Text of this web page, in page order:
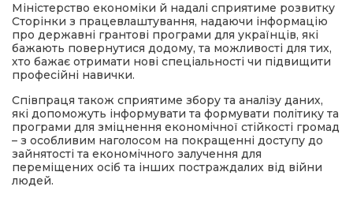
Міністерство економіки й надалі сприятиме розвитку
Сторінки з працевлаштування, надаючи інформацію
про державні грантові програми для українців, які
бажають повернутися додому, та можливості для тих,
хто бажає отримати нові спеціальності чи підвищити
професійні навички.
Співпраця також сприятиме збору та аналізу даних,
які допоможуть інформувати та формувати політику та
програми для зміцнення економічної стійкості громад
– з особливим наголосом на покращенні доступу до
зайнятості та економічного залучення для
переміщених осіб та інших постраждалих від війни
людей.